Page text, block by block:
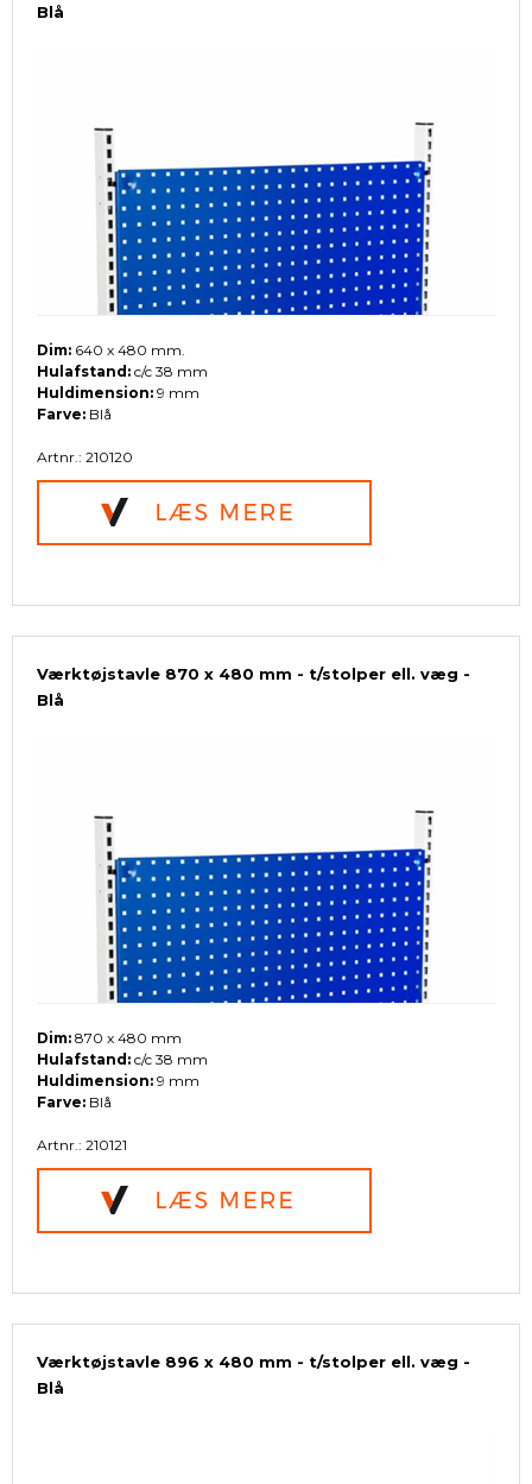
Blå
Dim: 640 x 480 mm.
Hulafstand: c/c 38 mm
Huldimension: 9 mm
Farve: Blå
Artnr.: 210120
Værktøjstavle 870 x 480 mm - t/stolper ell. væg -
Blå
Dim: 870 x 480 mm
Hulafstand: c/c 38 mm
Huldimension: 9 mm
Farve: Blå
Artnr.: 210121
Værktøjstavle 896 x 480 mm - t/stolper ell. væg -
Blå